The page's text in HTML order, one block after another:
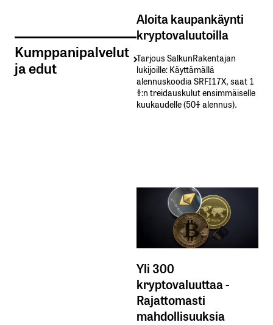
Kumppanipalvelut
ja edut
Aloita kaupankäynti
kryptovaluutoilla
Tarjous SalkunRakentajan
lukijoille: Käyttämällä​ ​
alennuskoodia​ ​SRFI17X,​ ​saat​ ​1
%:n treidauskulut​ ​ensimmäiselle​ ​
kuukaudelle​ ​(50%​ ​alennus).
Yli 300
kryptovaluuttaa -
Rajattomasti
mahdollisuuksia